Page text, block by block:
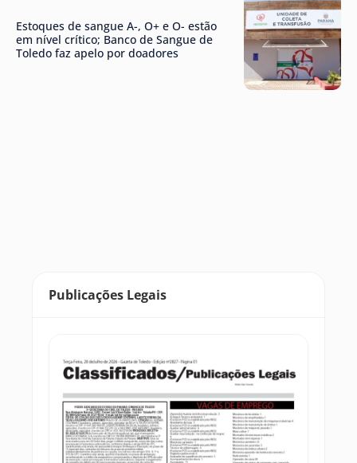
Estoques de sangue A-, O+ e O- estão
em nível crítico; Banco de Sangue de
Toledo faz apelo por doadores
Publicações Legais